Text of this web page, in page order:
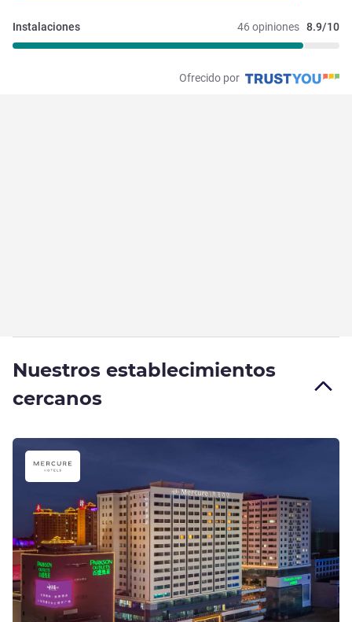
46 opiniones 8.9/10
Instalaciones
Ofrecido por
Nuestros establecimientos
cercanos